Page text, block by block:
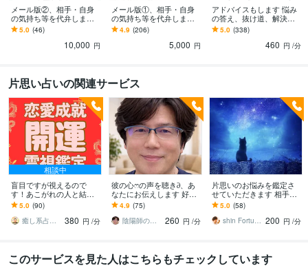
メール版②、相手・自身
の気持ち等を代弁します
相手の気持ち等を代弁し
ます(電話サービスのメッ
5.0 (46)
10,000 円
メール版①、相手・自身
の気持ち等を代弁します
相手の気持ち等を代弁し
ます。電話サービスのメ
ッセージ版です。
4.9 (206)
5,000 円
アドバイスもします 悩み
の答え、抜け道、解決ヒ
ントを交信して代弁しま
す
5.0 (338)
460 円 /分
片思い占いの関連サービス
相談中
盲目ですが視えるので
す！あこがれの人と結び
固めます あなたの秘めた
想いを叶えます。強く深
く結ばれるご縁になりま
5.0 (90)
癒し系占い師 まるタロー
380 円 /分
彼の心ෆの声を聴き∂、あ
なたにお伝えします 好き
な気持ちが伝えられない
彼(〃▽〃)の気持ちを解説
します。
4.9 (75)
陰陽師の子孫 サトル
260 円 /分
片思いのお悩みを鑑定さ
せていただきます 相手の
状況/距離の縮め方/今後の
流れ/どう思われているか
5.0 (58)
shin FortuneCats 200 円 /分
このサービスを見た人はこちらもチェックしています